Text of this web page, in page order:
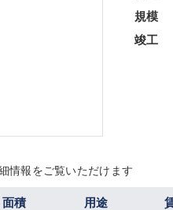
規模
竣工
情報をご覧いただけます
面積 用途